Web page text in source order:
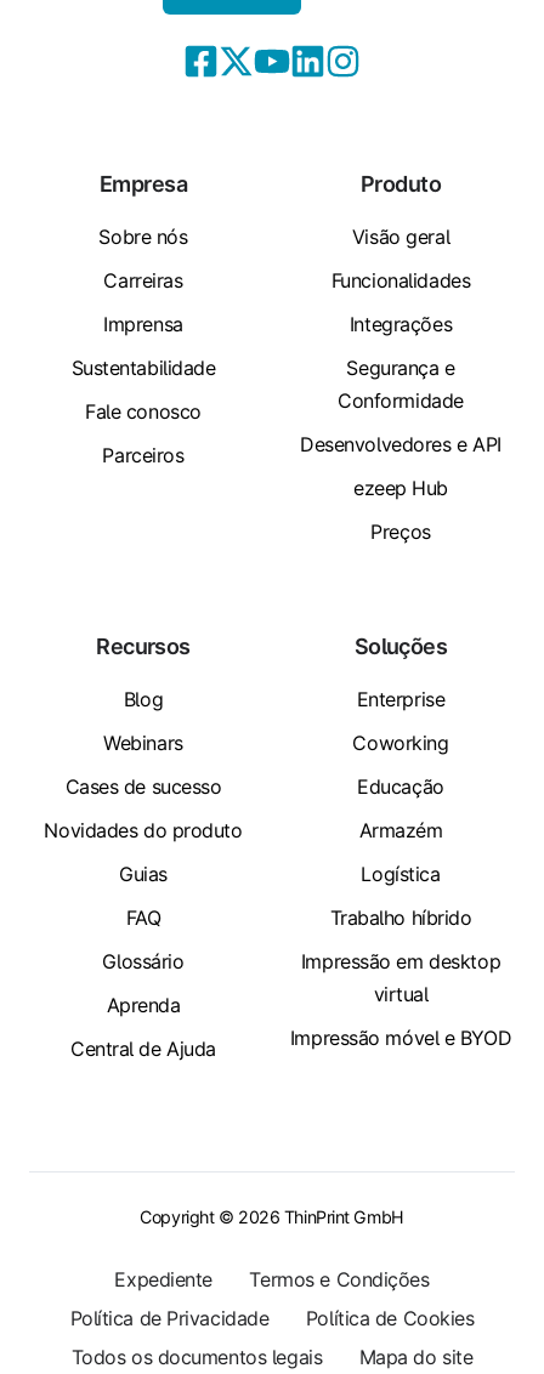
Empresa
Sobre nós
Carreiras
Imprensa
Sustentabilidade
Fale conosco
Parceiros
Produto
Visão geral
Funcionalidades
Integrações
Segurança e
Conformidade
Desenvolvedores e API
ezeep Hub
Preços
Recursos
Blog
Webinars
Cases de sucesso
Novidades do produto
Guias
FAQ
Glossário
Aprenda
Central de Ajuda
Soluções
Enterprise
Coworking
Educação
Armazém
Logística
Trabalho híbrido
Impressão em desktop
virtual
Impressão móvel e BYOD
Copyright © 2026 ThinPrint GmbH
Expediente
Termos e Condições
Política de Privacidade
Política de Cookies
Todos os documentos legais
Mapa do site